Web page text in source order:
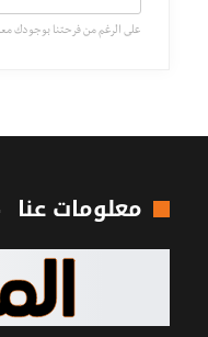
على الرغم من فرحتنا بوجودك
معلومات عنا